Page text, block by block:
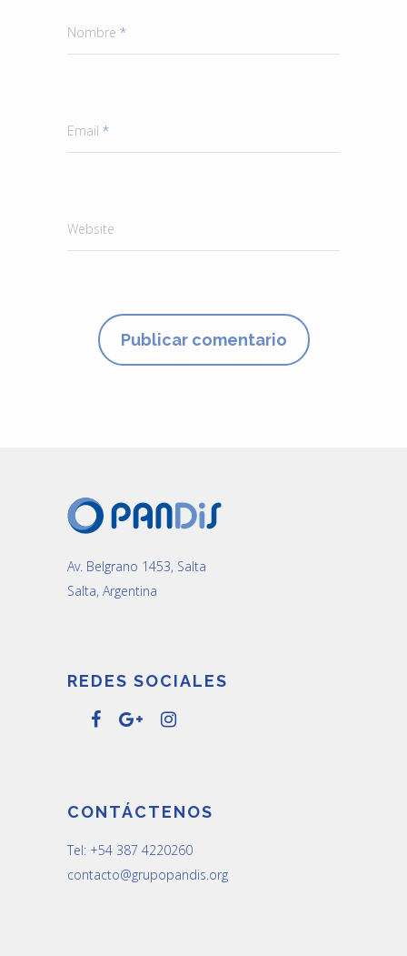
Nombre *
Email *
Website
Av. Belgrano 1453, Salta
Salta, Argentina
REDES SOCIALES
CONTÁCTENOS
Tel: +54 387 4220260
contacto@grupopandis.org